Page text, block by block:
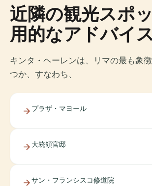
近隣の観光スポ
用的なアドバイス
キンタ・ヘーレンは、リマの最も象
つか、すなわち、
プラザ・マヨール
大統領官邸
サン・フランシスコ修道院